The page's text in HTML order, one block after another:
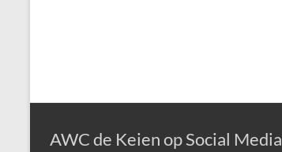
AWC de Keien op Social Media